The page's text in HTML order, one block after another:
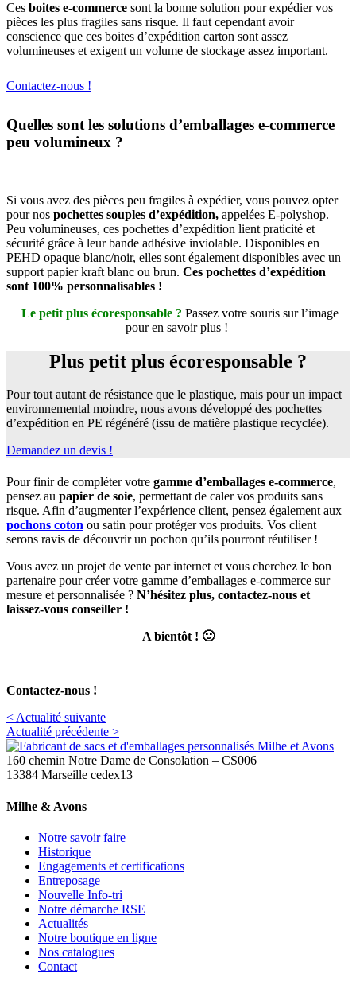
Ces boites e-commerce sont la bonne solution pour expédier vos
pièces les plus fragiles sans risque. Il faut cependant avoir
conscience que ces boites d’expédition carton sont assez
volumineuses et exigent un volume de stockage assez important.
Contactez-nous !
Quelles sont les solutions d’emballages e-commerce
peu volumineux ?
Si vous avez des pièces peu fragiles à expédier, vous pouvez opter
pour nos pochettes souples d’expédition, appelées E-polyshop.
Peu volumineuses, ces pochettes d’expédition lient praticité et
sécurité grâce à leur bande adhésive inviolable. Disponibles en
PEHD opaque blanc/noir, elles sont également disponibles avec un
support papier kraft blanc ou brun. Ces pochettes d’expédition
sont 100% personnalisables !
Le petit plus écoresponsable ? Passez votre souris sur l’image
pour en savoir plus !
Plus petit plus écoresponsable ?
Pour tout autant de résistance que le plastique, mais pour un impact
environnemental moindre, nous avons développé des pochettes
d’expédition en PE régénéré (issu de matière plastique recyclée).
Demandez un devis !
Pour finir de compléter votre gamme d’emballages e-commerce,
pensez au papier de soie, permettant de caler vos produits sans
risque. Afin d’augmenter l’expérience client, pensez également aux
pochons coton ou satin pour protéger vos produits. Vos client
serons ravis de découvrir un pochon qu’ils pourront réutiliser !
Vous avez un projet de vente par internet et vous cherchez le bon
partenaire pour créer votre gamme d’emballages e-commerce sur
mesure et personnalisée ? N’hésitez plus, contactez-nous et
laissez-vous conseiller !
A bientôt ! 🙂
Contactez-nous !
< Actualité suivante
Actualité précédente >
160 chemin Notre Dame de Consolation – CS006
13384 Marseille cedex13
Milhe & Avons
Notre savoir faire
Historique
Engagements et certifications
Entreposage
Nouvelle Info-tri
Notre démarche RSE
Actualités
Notre boutique en ligne
Nos catalogues
Contact